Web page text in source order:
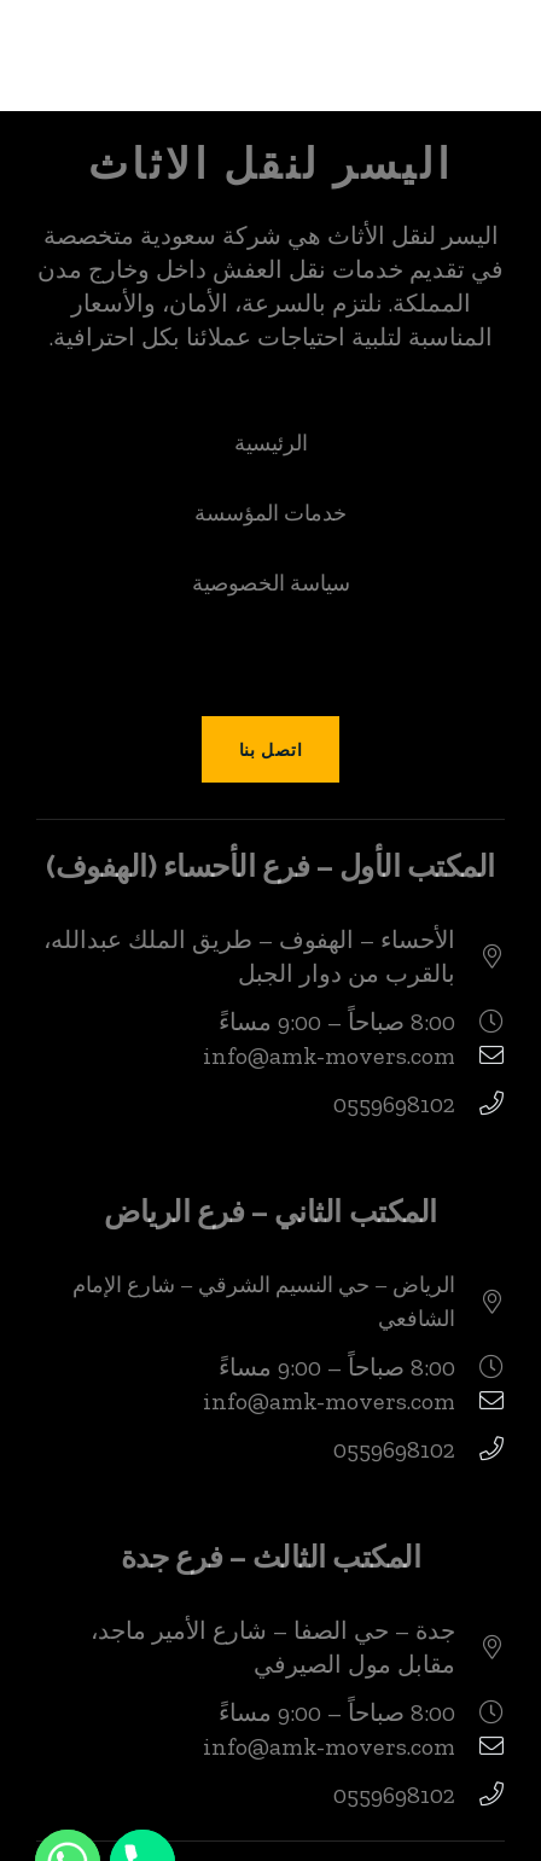
اليسر لنقل الاثاث
اليسر لنقل الأثاث هي شركة سعودية متخصصة
في تقديم خدمات نقل العفش داخل وخارج مدن
المملكة. نلتزم بالسرعة، الأمان، والأسعار
المناسبة لتلبية احتياجات عملائنا بكل احترافية.
الرئيسية
خدمات المؤسسة
سياسة الخصوصية
اتصل بنا
المكتب الأول – فرع الأحساء (الهفوف)
الأحساء – الهفوف – طريق الملك عبدالله،
بالقرب من دوار الجبل
8:00 صباحاً – 9:00 مساءً
info@amk-movers.com
0559698102
المكتب الثاني – فرع الرياض
الرياض – حي النسيم الشرقي – شارع الإمام
الشافعي
8:00 صباحاً – 9:00 مساءً
info@amk-movers.com
0559698102
المكتب الثالث – فرع جدة
جدة – حي الصفا – شارع الأمير ماجد،
مقابل مول الصيرفي
8:00 صباحاً – 9:00 مساءً
info@amk-movers.com
0559698102